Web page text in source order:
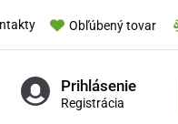
Obľúbený tovar
Prihlásenie
Registrácia